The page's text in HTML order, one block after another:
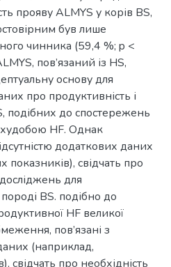
прояву ALMYS у корів BS,
був лише
чинника (59,4 %; p <
пов’язаний із HS,
основу для
про продуктивність і
подібних до спостережень
HF. Однак
додаткових даних
показників), свідчать про
для
BS. подібно до
HF великої
пов’язані з
(наприклад,
свідчать про необхідність